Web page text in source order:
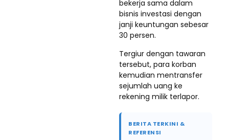
bekerja sama dalam
bisnis investasi dengan
janji keuntungan sebesar
30 persen.
Tergiur dengan tawaran
tersebut, para korban
kemudian mentransfer
sejumlah uang ke
rekening milik terlapor.
BERITA TERKINI &
REFERENSI